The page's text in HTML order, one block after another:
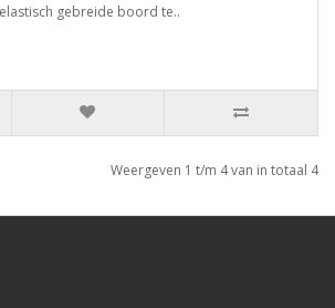
gebreide boord te..
Weergeven 1 t/m 4 van in totaal 4